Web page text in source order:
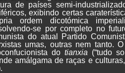
de países semi-
exibindo certas
ordem dicotómica
se por completo no
do atual Partido
umas, outras nem tanto.
do tianxia (“tudo
amálgama de raças e
.